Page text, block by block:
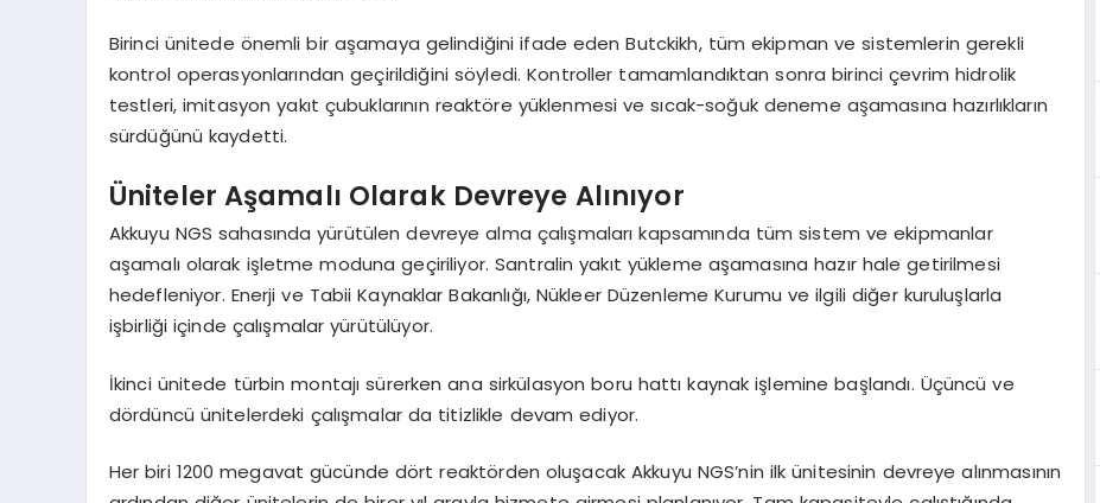
Birinci ünitede önemli bir aşamaya gelindiğini ifade eden Butckikh, tüm ekipman ve sistemlerin gerekli
kontrol operasyonlarından geçirildiğini söyledi. Kontroller tamamlandıktan sonra birinci çevrim hidrolik
testleri, imitasyon yakıt çubuklarının reaktöre yüklenmesi ve sıcak-soğuk deneme aşamasına hazırlıkların
sürdüğünü kaydetti.
Üniteler Aşamalı Olarak Devreye Alınıyor
Akkuyu NGS sahasında yürütülen devreye alma çalışmaları kapsamında tüm sistem ve ekipmanlar
aşamalı olarak işletme moduna geçiriliyor. Santralin yakıt yükleme aşamasına hazır hale getirilmesi
hedefleniyor. Enerji ve Tabii Kaynaklar Bakanlığı, Nükleer Düzenleme Kurumu ve ilgili diğer kuruluşlarla
işbirliği içinde çalışmalar yürütülüyor.
İkinci ünitede türbin montajı sürerken ana sirkülasyon boru hattı kaynak işlemine başlandı. Üçüncü ve
dördüncü ünitelerdeki çalışmalar da titizlikle devam ediyor.
Her biri 1200 megavat gücünde dört reaktörden oluşacak Akkuyu NGS’nin ilk ünitesinin devreye alınmasının